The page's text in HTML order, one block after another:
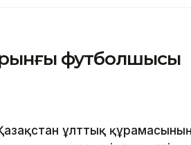
футболшысы
ұлттық